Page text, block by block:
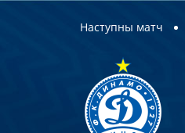
Наступны матч